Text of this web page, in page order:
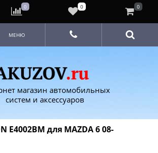
магазин автомобильных
систем и аксессуаров
МЕНЮ
E4002BM для MAZDA 6 08-
0 0 0